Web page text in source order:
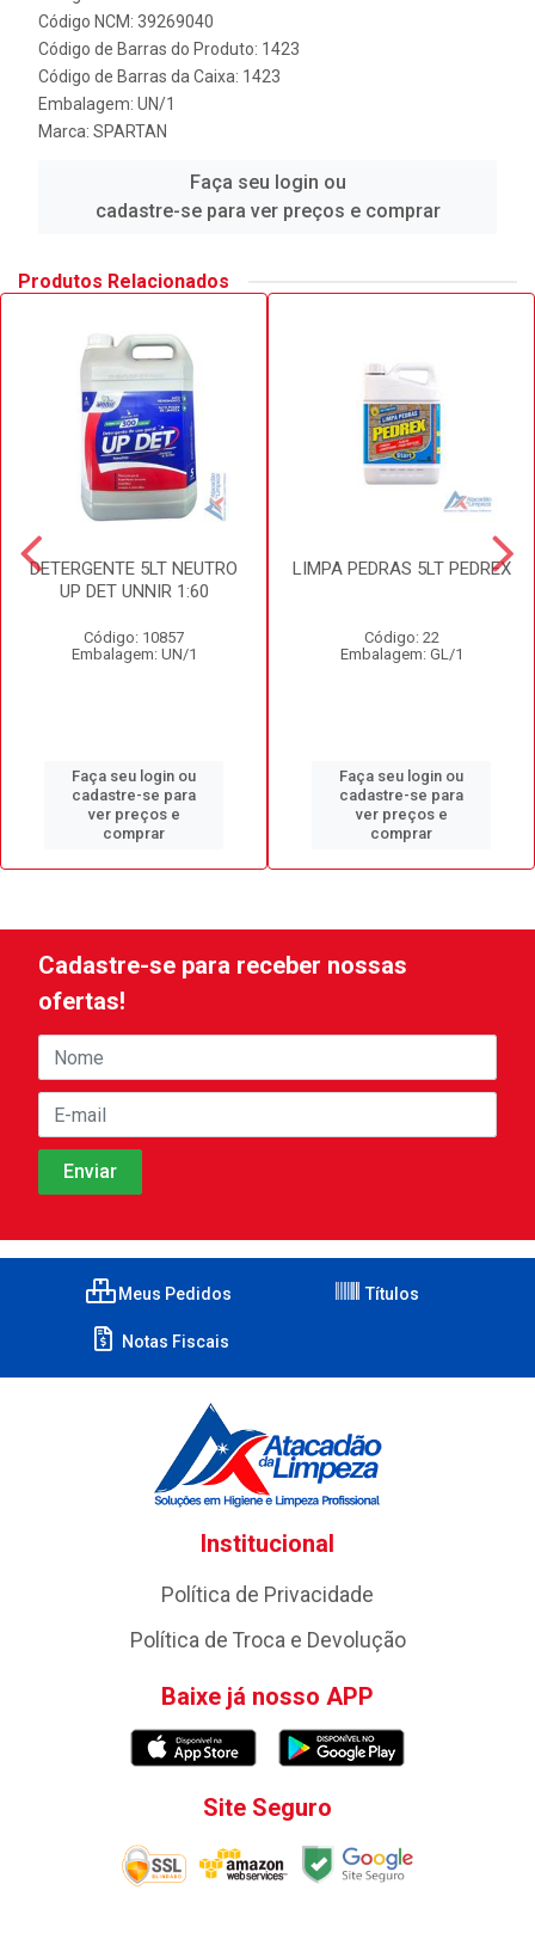
Código NCM: 39269040
Código de Barras do Produto: 1423
Código de Barras da Caixa: 1423
Embalagem: UN/1
Marca: SPARTAN
Faça seu login ou
cadastre-se para ver preços e comprar
Produtos Relacionados
DETERGENTE 5LT NEUTRO
UP DET UNNIR 1:60
Código: 10857
Embalagem: UN/1
Faça seu login ou
cadastre-se para
ver preços e
comprar
LIMPA PEDRAS 5LT PEDREX
Código: 22
Embalagem: GL/1
Faça seu login ou
cadastre-se para
ver preços e
comprar
Cadastre-se para receber nossas
ofertas!
Meus Pedidos Títulos
Notas Fiscais
Institucional
Política de Privacidade
Política de Troca e Devolução
Baixe já nosso APP
Site Seguro